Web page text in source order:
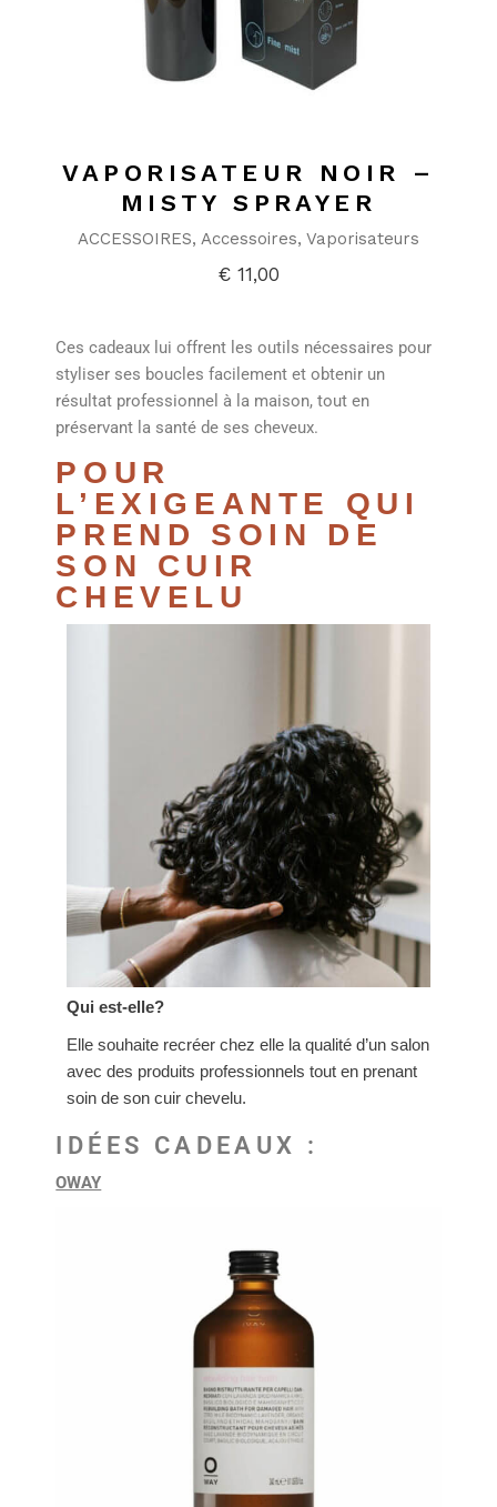
VAPORISATEUR NOIR –
MISTY SPRAYER
ACCESSOIRES Accessoires Vaporisateurs
€11,00
Ces cadeaux lui offrent les outils nécessaires pour
styliser ses boucles facilement et obtenir un
résultat professionnel à la maison, tout en
préservant la santé de ses cheveux.
POUR
L’EXIGEANTE QUI
PREND SOIN DE
SON CUIR
CHEVELU
Qui est-elle?
Elle souhaite recréer chez elle la qualité d’un salon
avec des produits professionnels tout en prenant
soin de son cuir chevelu.
IDÉES CADEAUX :
OWAY